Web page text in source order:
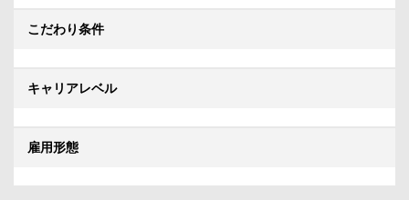
こだわり条件
キャリアレベル
雇用形態